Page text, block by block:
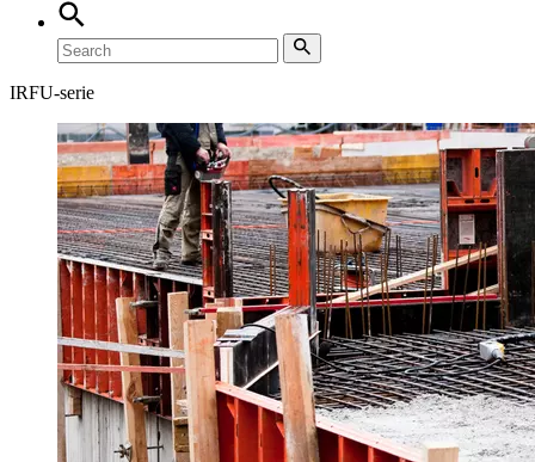
IRFU-serie